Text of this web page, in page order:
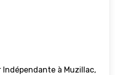
Indépendante à Muzillac,